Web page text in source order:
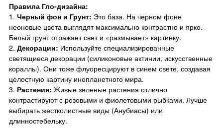
Правила Гло-дизайна:
1. Черный фон и Грунт: Это база. На черном фоне
неоновые цвета выглядят максимально контрастно и ярко.
Белый грунт отражает свет и «размывает» картинку.
2. Декорации: Используйте специализированные
светящиеся декорации (силиконовые актинии, искусственные
кораллы). Они тоже флуоресцируют в синем свете, создавая
целостную картину инопланетного мира.
3. Растения: Живые зеленые растения отлично
контрастируют с розовыми и фиолетовыми рыбками. Лучше
выбирать жестколистные виды (Анубиасы) или
длинностебельку.